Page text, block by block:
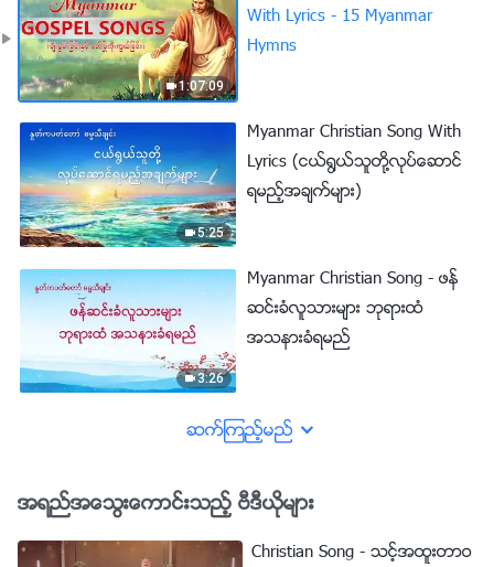
1:07:09
With Lyrics - 15 Myanmar
Hymns
5:25
Myanmar Christian Song With
Lyrics (ငယ္႐ြယ္သူတို႔လုပ္ေဆာင္
ရမည့္အခ်က္မ်ား)
3:26
Myanmar Christian Song - ဖန္
ဆင္းခံလူသားမ်ား ဘုရားထံ
အသနားခံရမည္
ဆက္ၾကည့္မည္
အရည္အေသြးေကာင္းသည့္ ဗီဒီယိုမ်ား
Christian Song - သင့္အထူးတာဝ